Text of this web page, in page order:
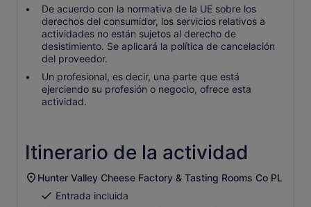
De acuerdo con la normativa de la UE sobre los
derechos del consumidor, los servicios relativos a
actividades no están sujetos al derecho de
desistimiento. Se aplicará la política de cancelación
del proveedor.
Un profesional, es decir, una parte que está
ejerciendo su profesión o negocio, ofrece esta
actividad.
Itinerario de la actividad
Hunter Valley Cheese Factory & Tasting Rooms Co PL
Entrada incluida